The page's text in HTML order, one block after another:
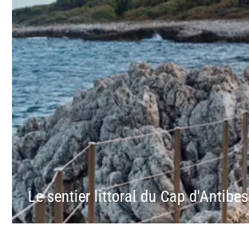
Le sentier littoral du Cap d'Antibes